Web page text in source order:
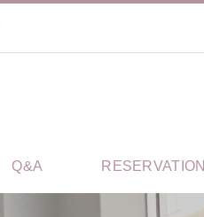
Q&A RESERVATION